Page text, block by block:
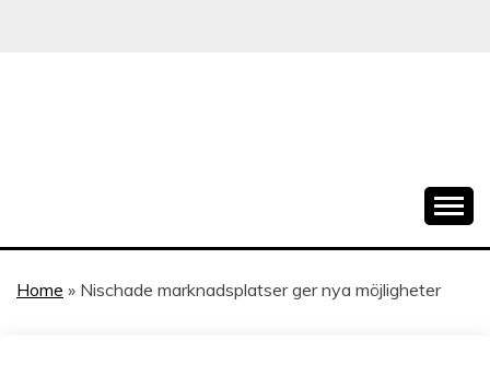
Home » Nischade marknadsplatser ger nya möjligheter